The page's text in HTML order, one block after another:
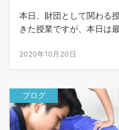
本日、財団として関わる
きた授業ですが、本日は
2020年10月20日
ブログ